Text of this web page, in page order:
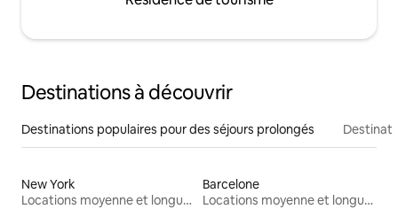
Destinations à découvrir
Destinations populaires pour des séjours prolongés
New York
Locations moyenne et longue durée
Barcelone
Locations moyenne et longue durée